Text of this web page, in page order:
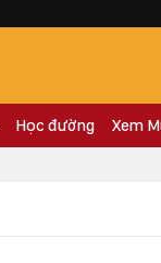
Học đường Xem